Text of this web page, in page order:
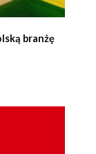
branżę